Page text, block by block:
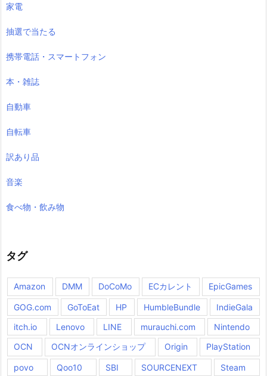
家電
抽選で当たる
携帯電話・スマートフォン
本・雑誌
自動車
自転車
訳あり品
音楽
食べ物・飲み物
タグ
Amazon DMM DoCoMo ECカレント EpicGames
GOG.com GoToEat HP HumbleBundle
IndieGala
itch.io
Lenovo LINE murauchi.com
Nintendo
OCN
OCNオンラインショップ Origin PlayStation
povo Qoo10 SBI SOURCENEXT
Steam